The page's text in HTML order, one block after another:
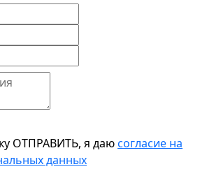
ОТПРАВИТЬ, я даюсогласие на
данных